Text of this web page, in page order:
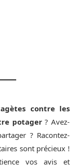
contre les
potager? Avez-
? Racontez-
sont précieux !
vos avis et